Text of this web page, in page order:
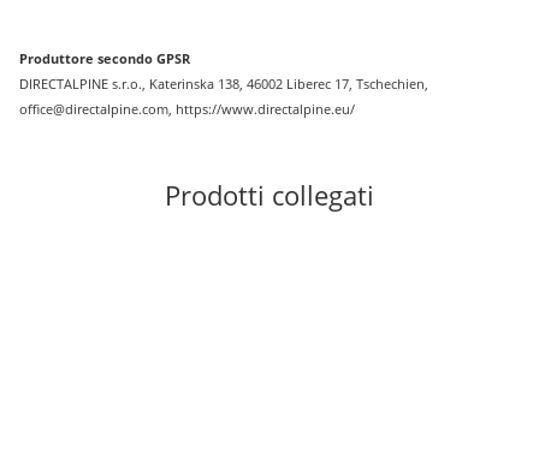
Produttore secondo GPSR
DIRECTALPINE s.r.o., Katerinska 138, 46002 Liberec 17, Tschechien,
office@directalpine.com, https://www.directalpine.eu/
Prodotti collegati